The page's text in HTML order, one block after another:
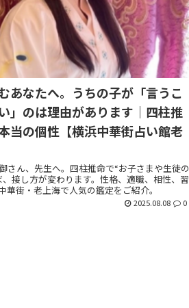
あなたへ。うちの子が「言うこ
」のは理由があります｜四柱推
当の個性【横浜中華街占い館老
さん、先生へ。四柱推命で“お子さまや生徒の
接し方が変わります。性格、適職、相性、習
華街・老上海で人気の鑑定をご紹介。
2025.08.08 0